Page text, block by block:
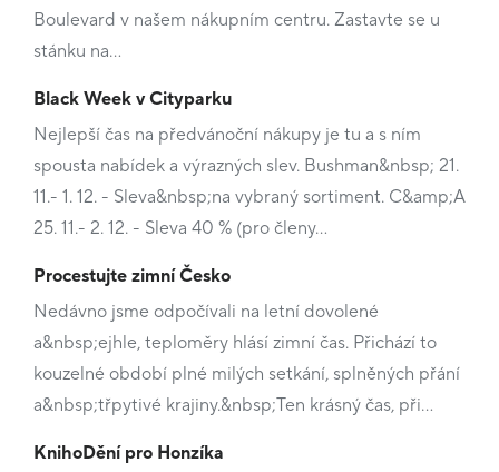
Boulevard v našem nákupním centru. Zastavte se u
stánku na…
Black Week v Cityparku
Nejlepší čas na předvánoční nákupy je tu a s ním
spousta nabídek a výrazných slev. Bushman&nbsp; 21.
11.- 1. 12. - Sleva&nbsp;na vybraný sortiment. C&amp;A
25. 11.- 2. 12. - Sleva 40 % (pro členy…
Procestujte zimní Česko
Nedávno jsme odpočívali na letní dovolené
a&nbsp;ejhle, teploměry hlásí zimní čas. Přichází to
kouzelné období plné milých setkání, splněných přání
a&nbsp;třpytivé krajiny.&nbsp;Ten krásný čas, při…
KnihoDění pro Honzíka